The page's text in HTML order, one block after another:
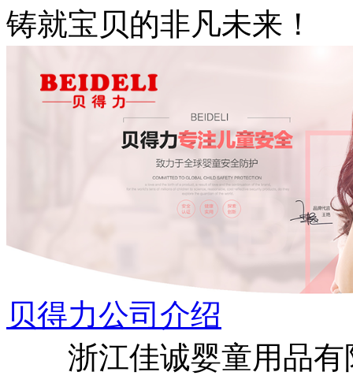
铸就宝贝的非凡未来！
贝得力公司介绍
浙江佳诚婴童用品有